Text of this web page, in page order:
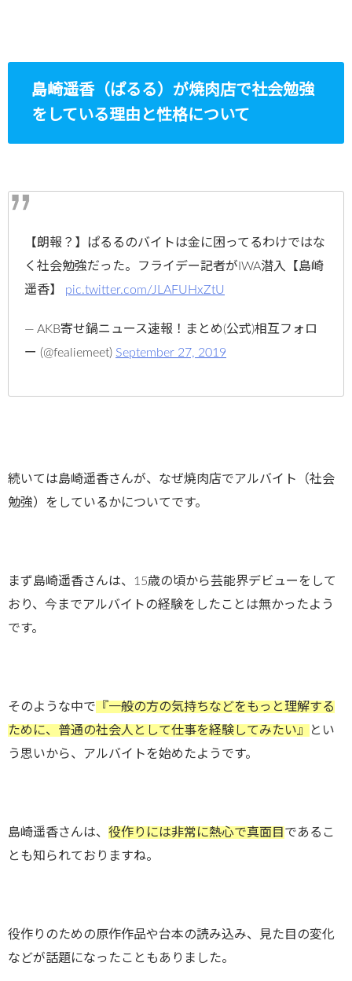
島崎遥香（ぱるる）が焼肉店で社会勉強
をしている理由と性格について
【朗報？】ぱるるのバイトは金に困ってるわけではな
く社会勉強だった。フライデー記者がIWA潜入【島崎
遥香】 pic.twitter.com/JLAFUHxZtU
— AKB寄せ鍋ニュース速報！まとめ(公式)相互フォロ
ー (@fealiemeet) September 27, 2019
続いては島崎遥香さんが、なぜ焼肉店でアルバイト（社会
勉強）をしているかについてです。
まず島崎遥香さんは、15歳の頃から芸能界デビューをして
おり、今までアルバイトの経験をしたことは無かったよう
です。
そのような中で 『一般の方の気持ちなどをもっと理解する
ために、普通の社会人として仕事を経験してみたい』
とい
う思いから、アルバイトを始めたようです。
島崎遥香さんは、 役作りには非常に熱心で真面目 であるこ
とも知られておりますね。
役作りのための原作作品や台本の読み込み、見た目の変化
などが話題になったこともありました。